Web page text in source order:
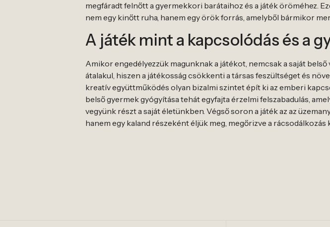
megfáradt felnőtt a gyermekkori barátaihoz és a játék öröméhez.
nem egy kinőtt ruha, hanem egy örök forrás, amelyből bármikor
A játék mint a kapcsolódás és a
Amikor engedélyezzük magunknak a játékot, nemcsak a saját
átalakul, hiszen a játékosság csökkenti a társas feszültséget és
kreatív együttműködés olyan bizalmi szintet épít ki az emberi
belső gyermek gyógyítása tehát egyfajta érzelmi felszabadulás,
vegyünk részt a saját életünkben. Végső soron a játék az az
hanem egy kaland részeként éljük meg, megőrizve a rácsodálkozás